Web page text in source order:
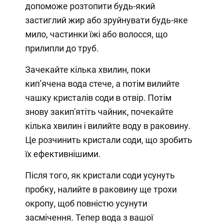
допоможе розтопити будь-який
застиглий жир або зруйнувати будь-яке
мило, частинки їжі або волосся, що
прилипли до труб.
Зачекайте кілька хвилин, поки
кип’ячена вода стече, а потім вилийте
чашку кристалів соди в отвір. Потім
знову закип'ятіть чайник, почекайте
кілька хвилин і вилийте воду в раковину.
Це розчинить кристали соди, що зробить
їх ефективнішими.
Після того, як кристали соди усунуть
пробку, налийте в раковину ще трохи
окропу, щоб повністю усунути
засмічення. Тепер вода з вашої